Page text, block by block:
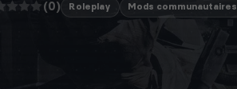
(0) Roleplay Mods communautaires